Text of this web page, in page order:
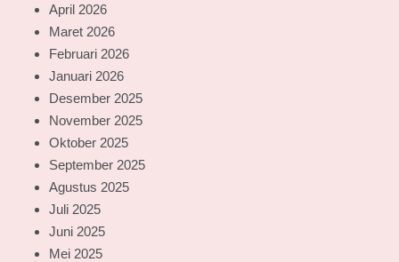
April 2026
Maret 2026
Februari 2026
Januari 2026
Desember 2025
November 2025
Oktober 2025
September 2025
Agustus 2025
Juli 2025
Juni 2025
Mei 2025